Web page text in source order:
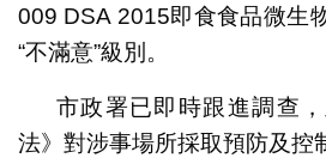
009 DSA 2015即食食品微生
“不滿意”級別。
市政署已即時跟進調查
法》對涉事場所採取預防及控